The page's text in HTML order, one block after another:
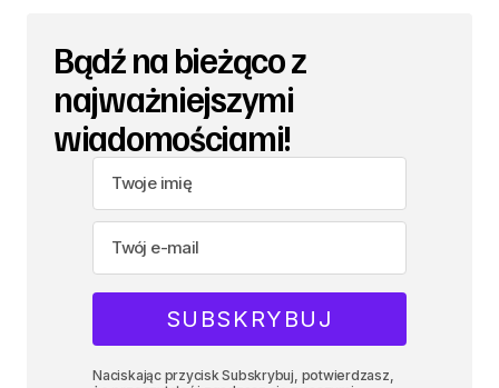
Bądź na bieżąco z
najważniejszymi
wiadomościami!
Naciskając przycisk Subskrybuj, potwierdzasz,